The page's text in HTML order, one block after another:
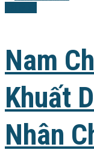
Nam
Khuất
Nhân